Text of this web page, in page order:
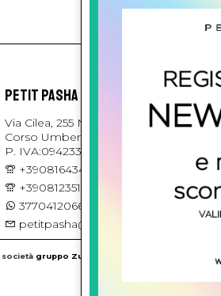
PETIT PASHA
Via Cilea, 255 Napoli
Corso Umberto I 301 Napoli - Italia
P. IVA:09423341214
+39081643421
+390812351280
3770412066 , 3397314295
petitpasha@hotmail.it
società gruppo Zucchetti